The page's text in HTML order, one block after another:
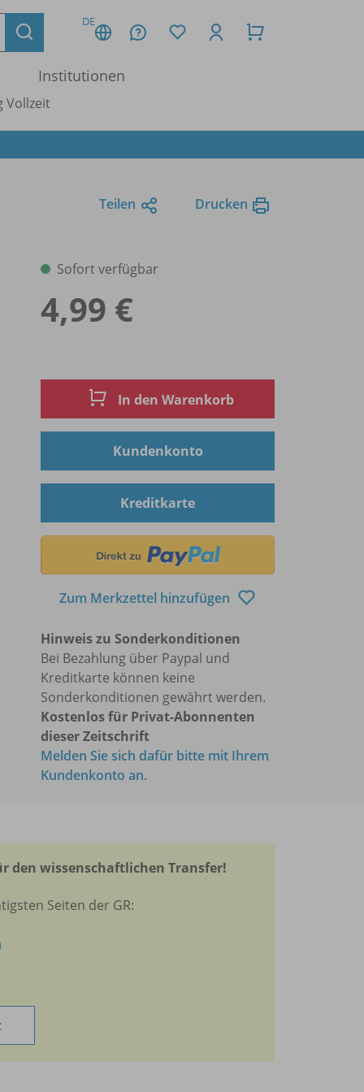
DE
Institutionen
Vollzeit
Teilen Drucken
Sofort verfügbar
4,99 €
In den Warenkorb
Kundenkonto
Kreditkarte
Zum Merkzettel hinzufügen
Hinweis zu Sonderkonditionen
Bei Bezahlung über Paypal und
Kreditkarte können keine
Sonderkonditionen gewährt werden.
Kostenlos für Privat-Abonnenten
dieser Zeitschrift
Melden Sie sich dafür bitte mit Ihrem
Kundenkonto an.
den wissenschaftlichen Transfer!
Seiten der GR: